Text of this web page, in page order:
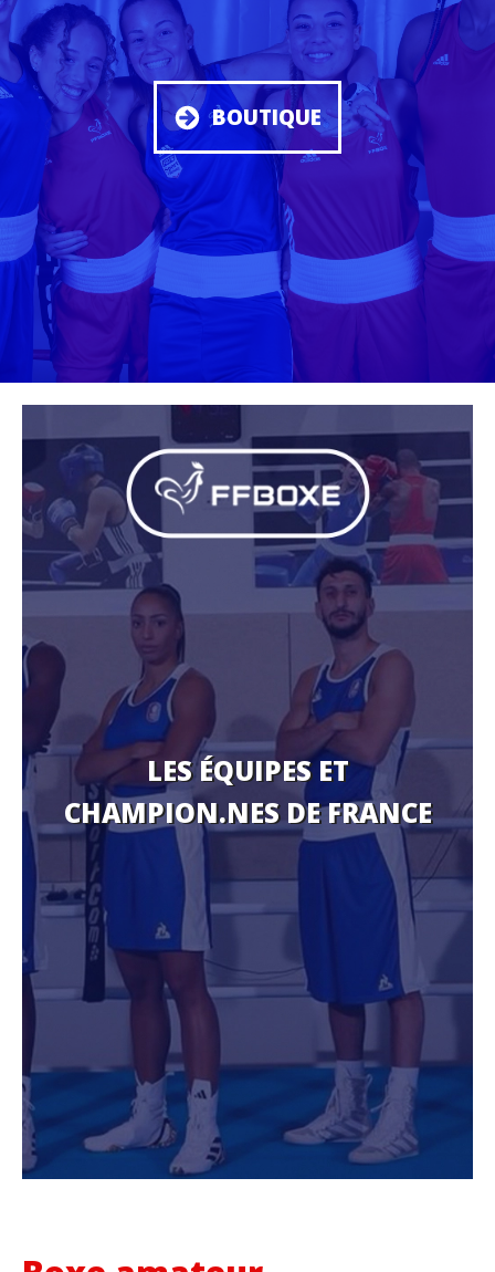
BOUTIQUE
LES ÉQUIPES ET
CHAMPION.NES DE FRANCE